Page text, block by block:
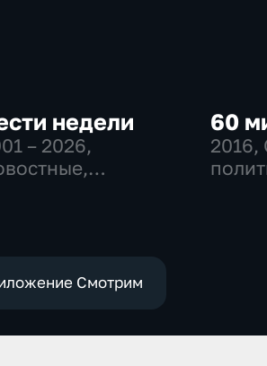
недели
– 2026,
60
2016,
Смотрим